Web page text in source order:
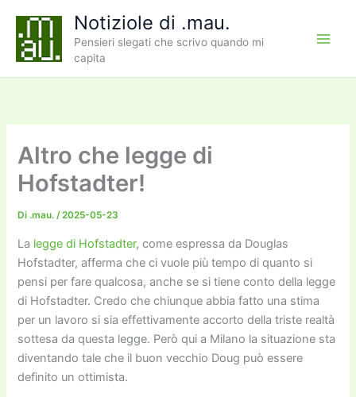
contenuto
Notiziole di .mau.
Pensieri slegati che scrivo quando mi
capita
Altro che legge di
Hofstadter!
Di .mau./2025-05-23
La legge di Hofstadter, come espressa da Douglas
Hofstadter, afferma che ci vuole più tempo di quanto si
pensi per fare qualcosa, anche se si tiene conto della legge
di Hofstadter. Credo che chiunque abbia fatto una stima
per un lavoro si sia effettivamente accorto della triste realtà
sottesa da questa legge. Però qui a Milano la situazione sta
diventando tale che il buon vecchio Doug può essere
definito un ottimista.